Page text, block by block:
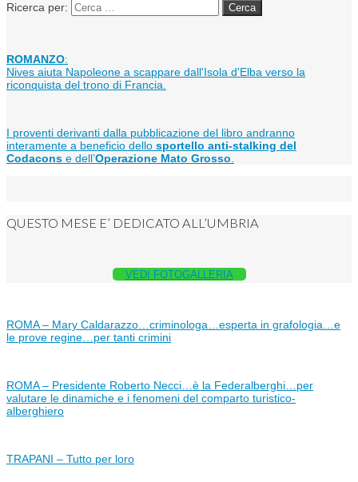
Ricerca per:
ROMANZO:
Nives aiuta Napoleone a scappare dall'Isola d'Elba verso la
riconquista del trono di Francia.
I proventi derivanti dalla pubblicazione del libro andranno
interamente a beneficio dello sportello anti-stalking del
Codacons e dell’Operazione Mato Grosso
QUESTO MESE E’ DEDICATO ALL’UMBRIA
VEDI FOTOGALLERIA
ROMA – Mary Caldarazzo…criminologa…esperta in grafologia…e
le prove regine…per tanti crimini
ROMA – Presidente Roberto Necci…è la Federalberghi…per
valutare le dinamiche e i fenomeni del comparto turistico-
alberghiero
TRAPANI – Tutto per loro